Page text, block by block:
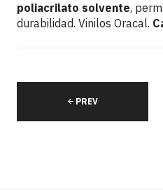
poliacrilato solvente,
durabilidad. Vinilos Oracal.
PREV